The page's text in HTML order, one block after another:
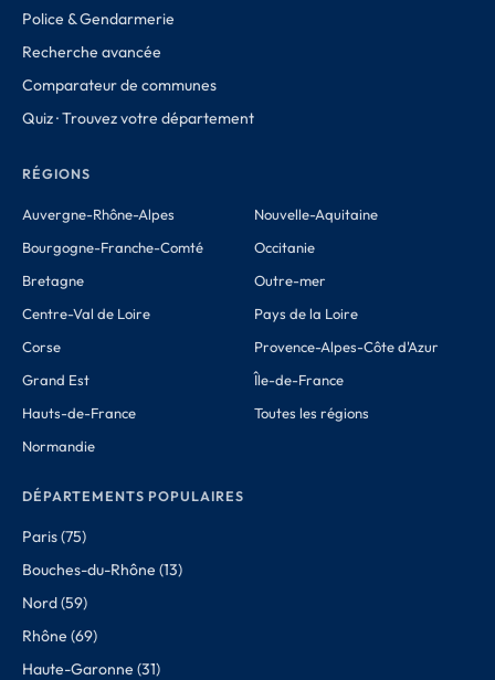
Police & Gendarmerie
Recherche avancée
Comparateur de communes
Quiz · Trouvez votre département
RÉGIONS
Auvergne-Rhône-Alpes
Bourgogne-Franche-Comté
Bretagne
Centre-Val de Loire
Corse
Grand Est
Hauts-de-France
Normandie
Nouvelle-Aquitaine
Occitanie
Outre-mer
Pays de la Loire
Provence-Alpes-Côte d'Azur
Île-de-France
Toutes les régions
DÉPARTEMENTS POPULAIRES
Paris (75)
Bouches-du-Rhône (13)
Nord (59)
Rhône (69)
Haute-Garonne (31)